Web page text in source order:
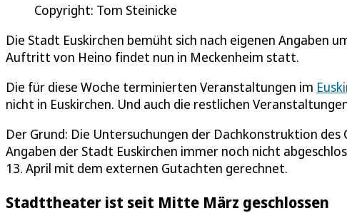
Copyright: Tom Steinicke
Die Stadt Euskirchen bemüht sich nach eigenen
Auftritt von Heino findet nun in Meckenheim statt.
Die für diese Woche terminierten Veranstaltungen im
nicht in Euskirchen. Und auch die restlichen
Der Grund: Die Untersuchungen der Dachkonstruktion des
Angaben der Stadt Euskirchen immer noch nicht
13. April mit dem externen Gutachten gerechnet.
Stadttheater ist seit Mitte März geschlossen